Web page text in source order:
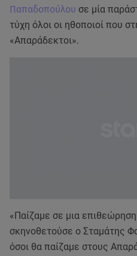
Παπαδοπούλου σε μία
τύχη όλοι οι ηθοποιοί που
«Απαράδεκτοι».
«Παίζαμε σε μια
σκηνοθετούσε ο Σταμάτης
όσοι θα παίζαμε στους